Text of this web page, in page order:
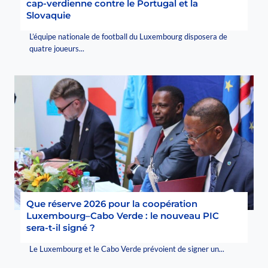
cap-verdienne contre le Portugal et la
Slovaquie
L’équipe nationale de football du Luxembourg disposera de
quatre joueurs...
Que réserve 2026 pour la coopération
Luxembourg–Cabo Verde : le nouveau PIC
sera-t-il signé ?
Le Luxembourg et le Cabo Verde prévoient de signer un...